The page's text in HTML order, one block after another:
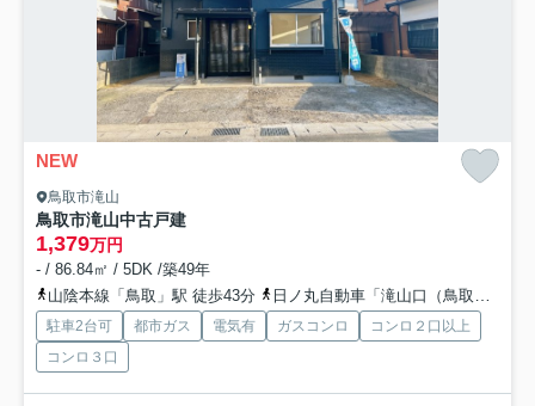
NEW
鳥取市滝山
鳥取市滝山中古戸建
1,379万円
- / 86.84㎡ / 5DK /築49年
山陰本線「鳥取」駅 徒歩43分
日ノ丸自動車「滝山口（鳥取県）」バス停下車 徒歩2分
駐車2台可 都市ガス 電気有 ガスコンロ
コンロ２口以上
コンロ３口